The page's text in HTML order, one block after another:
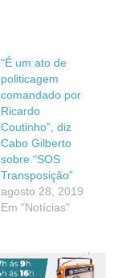
“É um ato de
politicagem
comandado por
Ricardo
Coutinho”, diz
Cabo Gilberto
sobre “SOS
Transposição”
agosto 28, 2019
Em "Notícias"